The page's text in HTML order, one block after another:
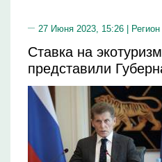
27 Июня 2023, 15:26 |
Ставка на
представили